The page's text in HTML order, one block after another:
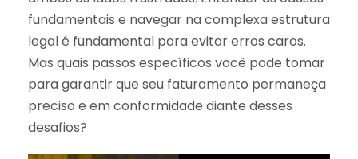
fundamentais e navegar na complexa estrutura
legal é fundamental para evitar erros caros.
Mas quais passos específicos você pode tomar
para garantir que seu faturamento permaneça
preciso e em conformidade diante desses
desafios?